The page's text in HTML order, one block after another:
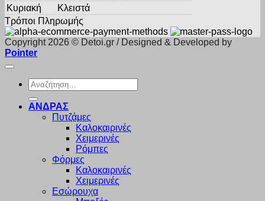
Κυριακή
Κλειστά
Τρόποι Πληρωμής
Copyright 2026 © Detoi.gr / Designed & Developed by
Pointer
Αναζήτηση
για:
ΑΝΔΡΑΣ
Πυτζάμες
Καλοκαιρινές
Χειμερινές
Ρόμπες
Φόρμες
Καλοκαιρινές
Χειμερινές
Εσώρουχα